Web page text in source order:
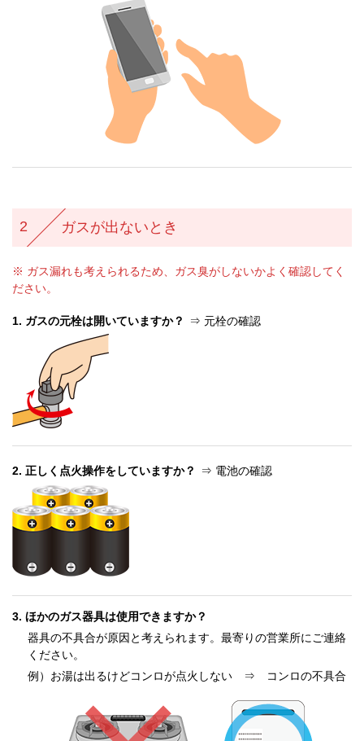
2 ガスが出ないとき
※ ガス漏れも考えられるため、ガス臭がしないかよく確認してく
ださい。
ガスの元栓は開いていますか？ ⇒ 元栓の確認
正しく点火操作をしていますか？ ⇒ 電池の確認
ほかのガス器具は使用できますか？
器具の不具合が原因と考えられます。最寄りの営業所にご連絡
ください。
例）お湯は出るけどコンロが点火しない ⇒ コンロの不具合